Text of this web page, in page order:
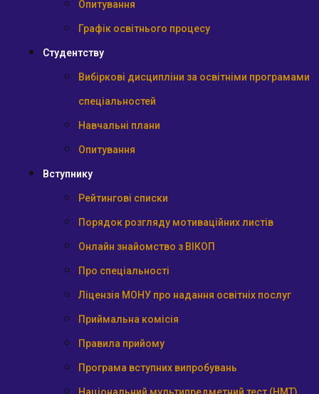
Опитування
Графік освітнього процесу
Студентству
Вибіркові дисципліни за освітніми програмами
спеціальностей
Навчальні плани
Опитування
Вступнику
Рейтингові списки
Порядок розгляду мотиваційних листів
Онлайн знайомство з ВІКОП
Про спеціальності
Ліцензія МОНУ про надання освітніх послуг
Приймальна комісія
Правила прийому
Програма вступних випробувань